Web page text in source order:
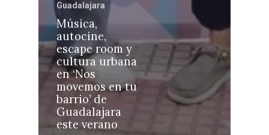
Guadalajara
Música,
autocine,
escape room y
cultura urbana
en ‘Nos
movemos en tu
barrio’ de
Guadalajara
este verano
Castilla-La
Toledo
Ciudad Real
Albacete
Cuenca
Sanidad
Economía
Educación
Cultura